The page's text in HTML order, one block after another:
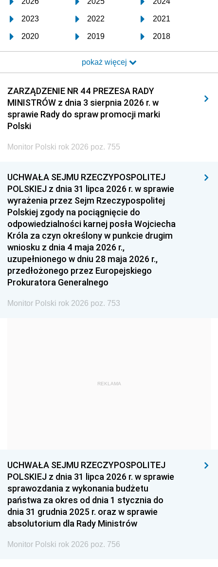
2023 2022 2021
2020 2019 2018
2017 2016 2015
2014 2013 2012
2011 2010 2009
2008 2007 2006
2005
1996 1995 1994
1993 1992 1991
1990 1989
1987 1986 1985
1984 1983
1981 1980 1979
1978 1977
1975 1974
1959
1939 1938 1937
1936 1930
pokaż więcej
ZARZĄDZENIE NR 44 PREZESA RADY
MINISTRÓW z dnia 3 sierpnia 2026 r. w
sprawie Rady do spraw promocji marki
Polski
Monitor Polski rok 2026 poz. 755
UCHWAŁA SEJMU RZECZYPOSPOLITEJ
POLSKIEJ z dnia 31 lipca 2026 r. w sprawie
wyrażenia przez Sejm Rzeczypospolitej
Polskiej zgody na pociągnięcie do
odpowiedzialności karnej posła Wojciecha
Króla za czyn określony w punkcie drugim
wniosku z dnia 4 maja 2026 r.,
uzupełnionego w dniu 28 maja 2026 r.,
przedłożonego przez Europejskiego
Prokuratora Generalnego
Monitor Polski rok 2026 poz. 753
REKLAMA
UCHWAŁA SEJMU RZECZYPOSPOLITEJ
POLSKIEJ z dnia 31 lipca 2026 r. w sprawie
sprawozdania z wykonania budżetu
państwa za okres od dnia 1 stycznia do
dnia 31 grudnia 2025 r. oraz w sprawie
absolutorium dla Rady Ministrów
Monitor Polski rok 2026 poz. 756